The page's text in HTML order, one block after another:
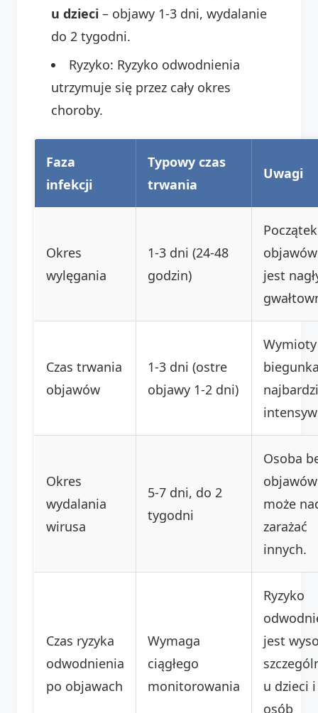
u dzieci – objawy 1-3 dni, wydalanie
do 2 tygodni.
Ryzyko: Ryzyko odwodnienia
utrzymuje się przez cały okres
choroby.
Faza
infekcji
Typowy czas
trwania
Uwagi
Okres
wylęgania
1-3 dni (24-48
godzin)
Początek
objawów
jest
Czas trwania
objawów
1-3 dni (ostre
objawy 1-2 dni)
Okres
wydalania
wirusa
5-7 dni, do 2
tygodni
Osoba
objawów
może
zarażać
innych.
Czas ryzyka
odwodnienia
po objawach
Wymaga
ciągłego
monitorowania
Ryzyko
jest
u dzieci i
osób